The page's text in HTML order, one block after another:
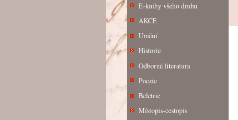
E-knihy všeho druhu
AKCE
Umění
Historie
Odborná literatura
Poezie
Beletrie
Místopis-cestopis